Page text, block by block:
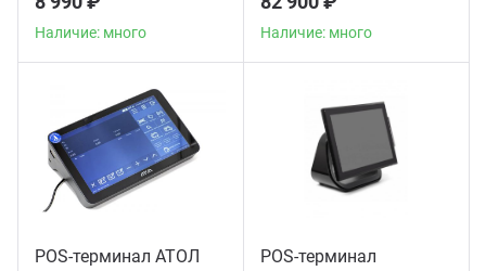
Наличие: много Наличие: много
POS-терминал АТОЛ
POS-терминал